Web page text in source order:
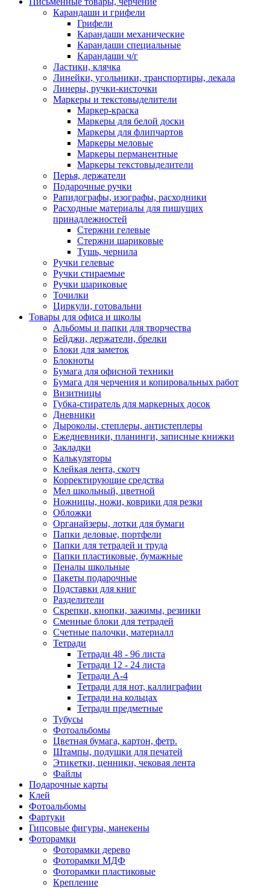
Карандаши и грифели
Грифели
Карандаши механические
Карандаши специальные
Карандаши ч/г
Ластики, клячка
Линейки, угольники, транспортиры, лекала
Линеры, ручки-кисточки
Маркеры и текстовыделители
Маркер-краска
Маркеры для белой доски
Маркеры для флипчартов
Маркеры меловые
Маркеры перманентные
Маркеры текстовыделители
Перья, держатели
Подарочные ручки
Рапидографы, изографы, расходники
Расходные материалы для пишущих
принадлежностей
Стержни гелевые
Стержни шариковые
Тушь, чернила
Ручки гелевые
Ручки стираемые
Ручки шариковые
Точилки
Циркули, готовальни
Товары для офиса и школы
Альбомы и папки для творчества
Бейджи, держатели, брелки
Блоки для заметок
Блокноты
Бумага для офисной техники
Бумага для черчения и копировальных работ
Визитницы
Губка-стиратель для маркерных досок
Дневники
Дыроколы, степлеры, антистеплеры
Ежедневники, планинги, записные книжки
Закладки
Калькуляторы
Клейкая лента, скотч
Корректирующие средства
Мел школьный, цветной
Ножницы, ножи, коврики для резки
Обложки
Органайзеры, лотки для бумаги
Папки деловые, портфели
Папки для тетрадей и труда
Папки пластиковые, бумажные
Пеналы школьные
Пакеты подарочные
Подставки для книг
Разделители
Скрепки, кнопки, зажимы, резинки
Сменные блоки для тетрадей
Счетные палочки, материалл
Тетради
Тетради 48 - 96 листа
Тетради 12 - 24 листа
Тетради А-4
Тетради для нот, каллиграфии
Тетради на кольцах
Тетради предметные
Тубусы
Фотоальбомы
Цветная бумага, картон, фетр.
Штампы, подушки для печатей
Этикетки, ценники, чековая лента
Файлы
Подарочные карты
Клей
Фотоальбомы
Фартуки
Гипсовые фигуры, манекены
Фоторамки
Фоторамки дерево
Фоторамки МДФ
Фоторамки пластиковые
Крепление